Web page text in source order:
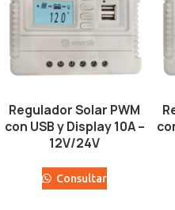
Regulador Solar PWM
con USB y Display 10A –
12V/24V
Consultar